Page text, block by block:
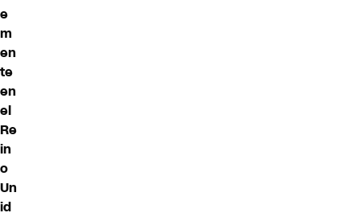
e
m
en
te
en
el
Re
in
o
Un
id